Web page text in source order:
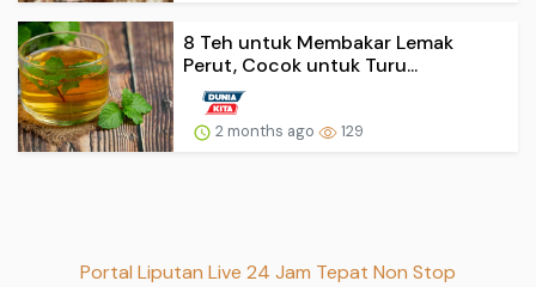
8 Teh untuk Membakar Lemak
Perut, Cocok untuk Turu...
2 months ago 129
Portal Liputan Live 24 Jam Tepat Non Stop